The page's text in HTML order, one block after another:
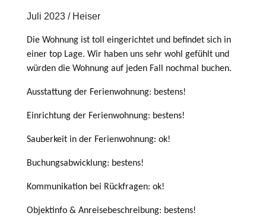
Juli 2023 / Heiser
Die Wohnung ist toll eingerichtet und befindet sich in
einer top Lage. Wir haben uns sehr wohl gefühlt und
würden die Wohnung auf jeden Fall nochmal buchen.
Ausstattung der Ferienwohnung: bestens!
Einrichtung der Ferienwohnung: bestens!
Sauberkeit in der Ferienwohnung: ok!
Buchungsabwicklung: bestens!
Kommunikation bei Rückfragen: ok!
Objektinfo & Anreisebeschreibung: bestens!